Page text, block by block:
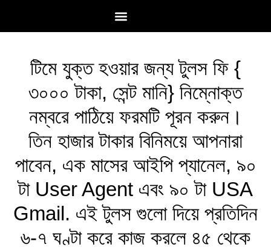
টিমে যুক্ত হওয়ার জন্য টুলস ফি {
৩০০০ টাকা, সেন্ট মানি} নিম্নোক্ত
নম্বরে পাঠিয়ে ফরমটি পূরন করুন।
তিন হাজার টাকার বিনিময়ে আপনারা
পাবেন, এক মাসের আইপি প্যানেল, ৯০
টা User Agent এবং ৯০ টা USA
Gmail. এই টুলস গুলো দিয়ে প্রতিদিন
৬-৭ ঘণ্টা করে কাজ করলে ৪৫ থেকে